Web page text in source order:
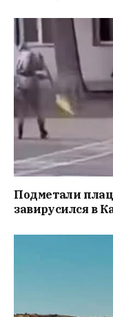
Подметали
завирусился в